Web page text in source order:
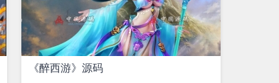
《醉西游》源码